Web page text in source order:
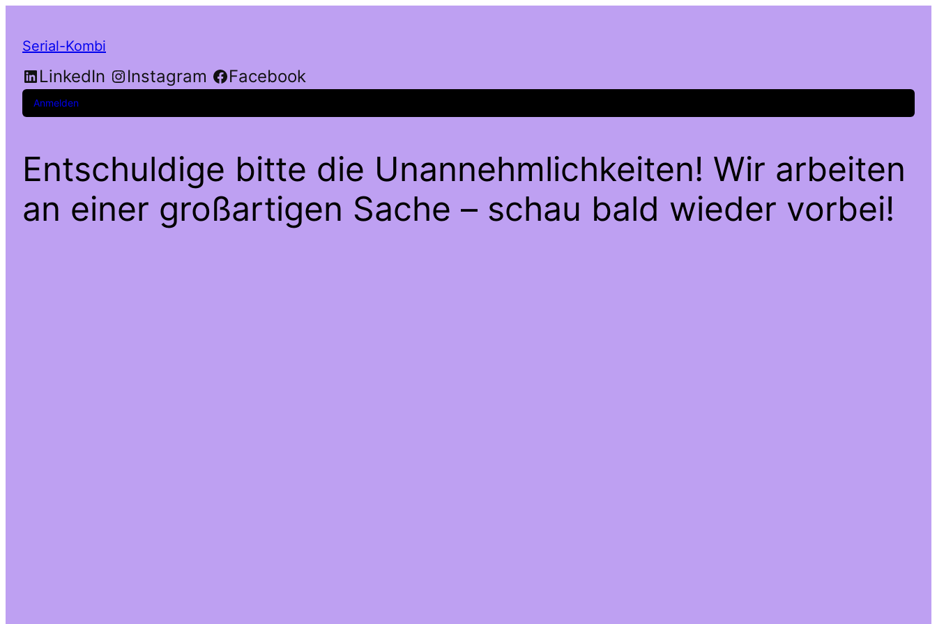
Serial-Kombi
LinkedIn Instagram Facebook
Anmelden
Entschuldige bitte die Unannehmlichkeiten! Wir arbeiten
an einer großartigen Sache – schau bald wieder vorbei!